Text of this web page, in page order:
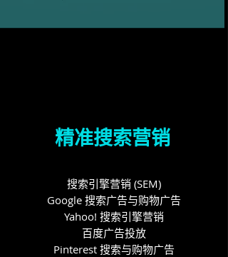
精准搜索营销
搜索引擎营销 (SEM)
Google 搜索广告与购物广告
Yahoo! 搜索引擎营销
百度广告投放
Pinterest 搜索与购物广告